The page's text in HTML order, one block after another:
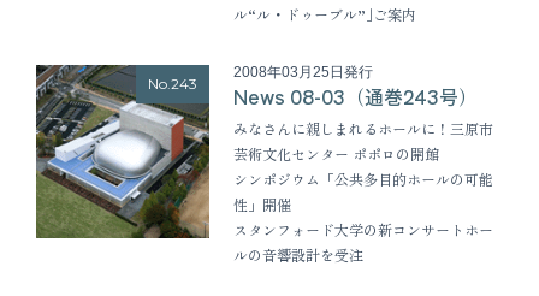
ル“ル・ドゥーブル”｣ご案内
No.243
2008年03月25日発行
News 08-03（通巻243号）
みなさんに親しまれるホールに！三原市
芸術文化センター ポポロの開館
シンポジウム「公共多目的ホールの可能
性」開催
スタンフォード大学の新コンサートホー
ルの音響設計を受注